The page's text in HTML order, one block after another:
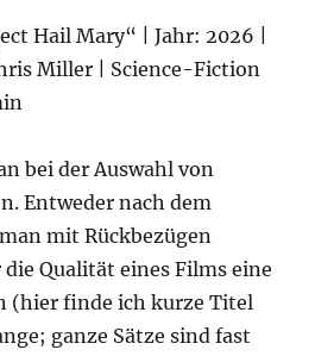
Hail Mary“ | Jahr: 2026 |
Miller | Science-Fiction
bei der Auswahl von
Entweder nach dem
mit Rückbezügen
Qualität eines Films eine
(hier finde ich kurze Titel
ganze Sätze sind fast